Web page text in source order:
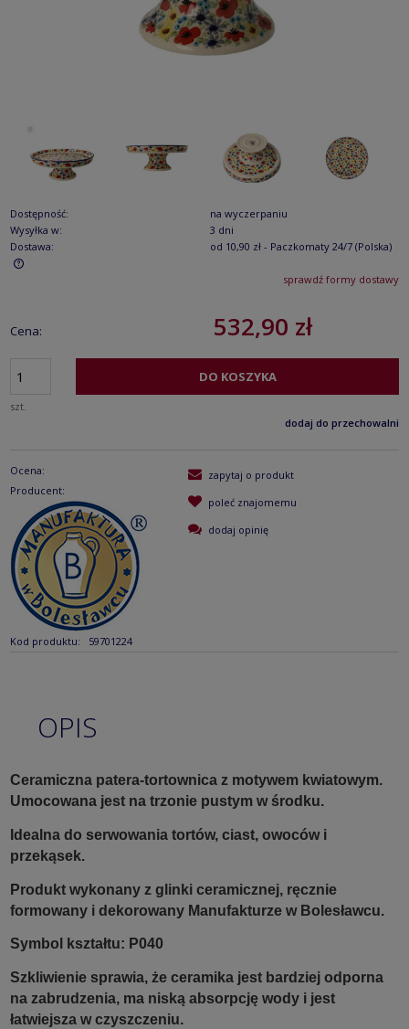
Dostępność:
na wyczerpaniu
Wysyłka w:
3 dni
Dostawa:
od 10,90 zł - Paczkomaty 24/7 (Polska)
Cena nie zawiera ewentualnych kosztów płatnościsprawdź formy dostawy
Cena: 532,90 zł
szt.
DO KOSZYKA
dodaj do przechowalni
Ocena:
Producent:
Kod produktu: 59701224
zapytaj o produkt
poleć znajomemu
dodaj opinię
OPIS
Ceramiczna patera-tortownica z motywem kwiatowym.
Umocowana jest na trzonie pustym w środku.
Idealna do serwowania tortów, ciast, owoców i
przekąsek.
Produkt wykonany z glinki ceramicznej, ręcznie
formowany i dekorowany Manufakturze w Bolesławcu.
Symbol kształtu: P040
Szkliwienie sprawia, że ceramika jest bardziej odporna
na zabrudzenia, ma niską absorpcję wody i jest
łatwiejsza w czyszczeniu.